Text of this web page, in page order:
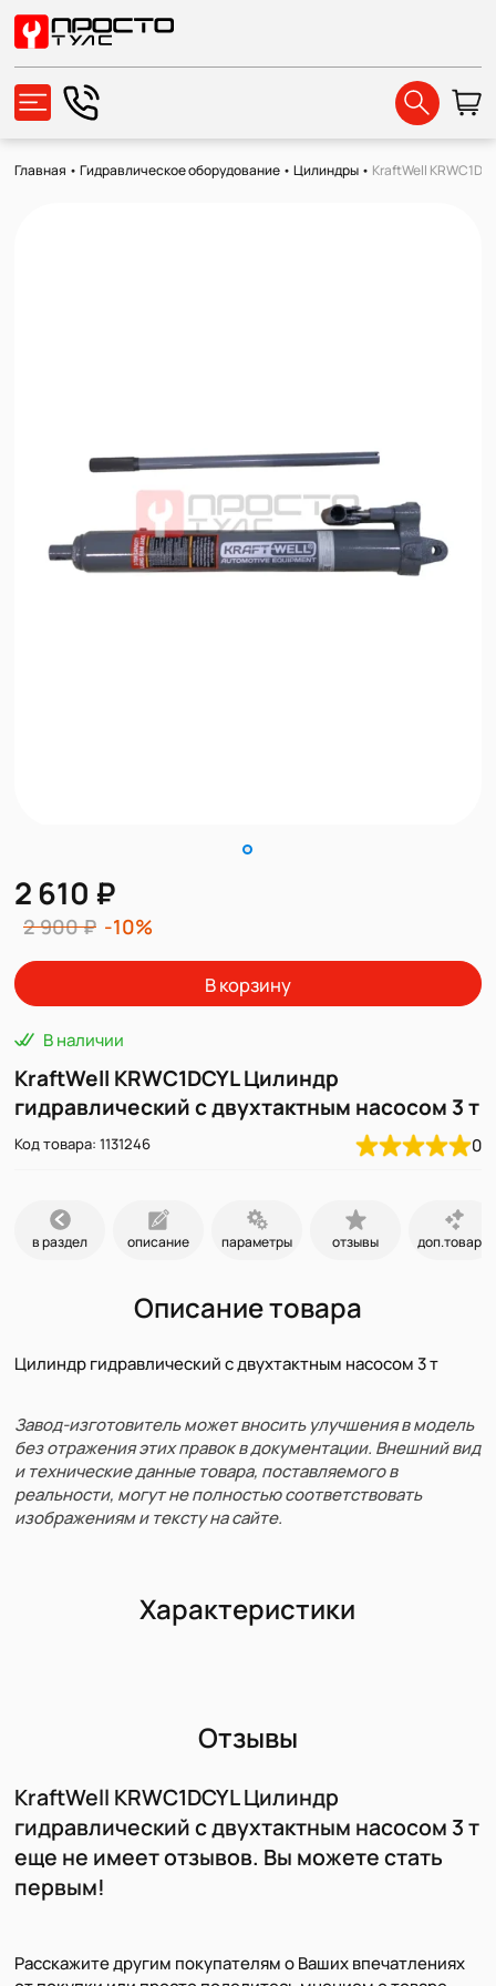
Главная •Гидравлическое оборудование •Цилиндры • KraftWell
2 610 ₽
2 900 ₽ -10%
В корзину
В наличии
KraftWell KRWC1DCYL Цилиндр
гидравлический с двухтактным насосом 3 т
Код товара: 1131246 0
в раздел описание параметры отзывы доп.товары
Описание товара
Цилиндр гидравлический с двухтактным насосом 3 т
Завод-изготовитель может вносить улучшения в модель
без отражения этих правок в документации. Внешний вид
и технические данные товара, поставляемого в
реальности, могут не полностью соответствовать
изображениям и тексту на сайте.
Характеристики
Отзывы
KraftWell KRWC1DCYL Цилиндр
гидравлический с двухтактным насосом 3 т
еще не имеет отзывов. Вы можете стать
первым!
Расскажите другим покупателям о Ваших впечатлениях